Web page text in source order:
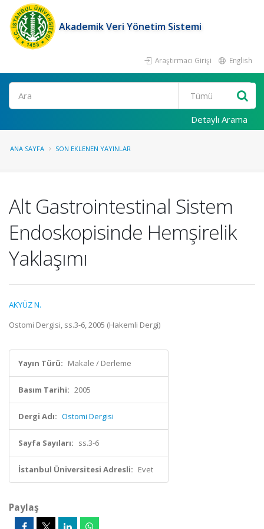
Akademik Veri Yönetim Sistemi
Araştırmacı Girişi English
Ara
Detaylı Arama
ANA SAYFA SON EKLENEN YAYINLAR
Alt Gastrointestinal Sistem
Endoskopisinde Hemşirelik
Yaklaşımı
AKYÜZ N.
Ostomi Dergisi, ss.3-6, 2005 (Hakemli Dergi)
Yayın Türü: Makale / Derleme
Basım Tarihi: 2005
Dergi Adı: Ostomi Dergisi
Sayfa Sayıları: ss.3-6
İstanbul Üniversitesi Adresli: Evet
Paylaş